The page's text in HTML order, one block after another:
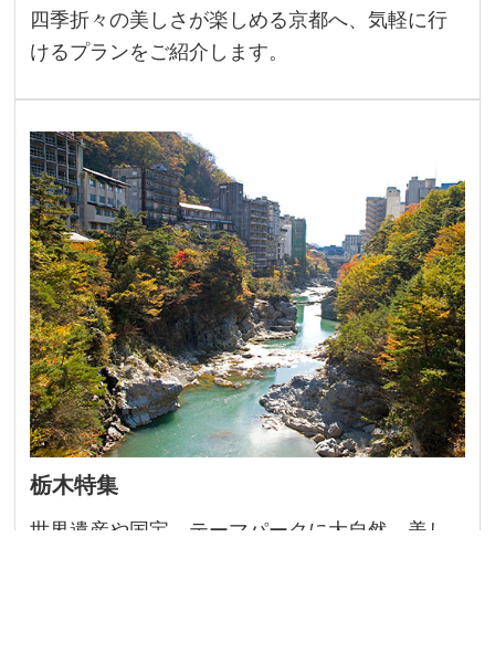
四季折々の美しさが楽しめる京都へ、気軽に行
けるプランをご紹介します。
栃木特集
世界遺産や国宝、テーマパークに大自然、美し